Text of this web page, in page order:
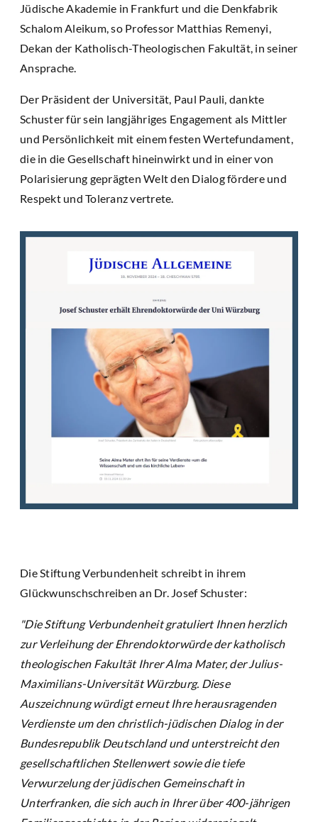
Jüdische Akademie in Frankfurt und die Denkfabrik
Schalom Aleikum, so Professor Matthias Remenyi,
Dekan der Katholisch-Theologischen Fakultät, in seiner
Ansprache.
Der Präsident der Universität, Paul Pauli, dankte
Schuster für sein langjähriges Engagement als Mittler
und Persönlichkeit mit einem festen Wertefundament,
die in die Gesellschaft hineinwirkt und in einer von
Polarisierung geprägten Welt den Dialog fördere und
Respekt und Toleranz vertrete.
Die Stiftung Verbundenheit schreibt in ihrem
Glückwunschschreiben an Dr. Josef Schuster:
"Die Stiftung Verbundenheit gratuliert Ihnen herzlich
zur Verleihung der Ehrendoktorwürde der katholisch
theologischen Fakultät Ihrer Alma Mater, der Julius-
Maximilians-Universität Würzburg. Diese
Auszeichnung würdigt erneut Ihre herausragenden
Verdienste um den christlich-jüdischen Dialog in der
Bundesrepublik Deutschland und unterstreicht den
gesellschaftlichen Stellenwert sowie die tiefe
Verwurzelung der jüdischen Gemeinschaft in
Unterfranken, die sich auch in Ihrer über 400-jährigen